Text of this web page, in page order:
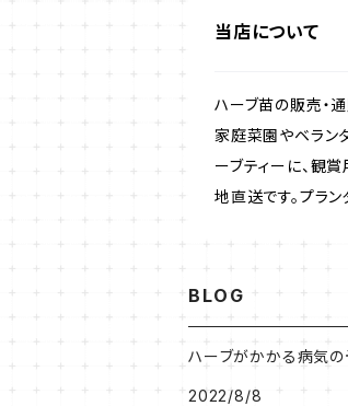
ガーデンベジタ・イタ
いちご
当店について
ハーブ苗の販売・
家庭菜園やベラン
ーブティーに、観
地直送です。プラ
BLOG
ハーブがかかる病気
2022/8/8